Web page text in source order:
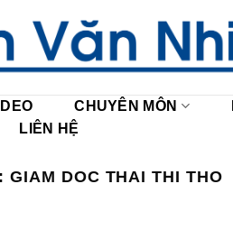
CHUYÊN MÔN
LIÊN HỆ
GIAM DOC THAI THI THO